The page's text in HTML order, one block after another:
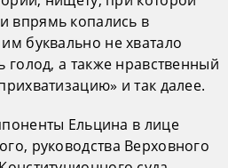
впрямь копались в
буквально не хватало
голод, а также нравственный
и так далее.
Ельцина в лице
руководства Верховного